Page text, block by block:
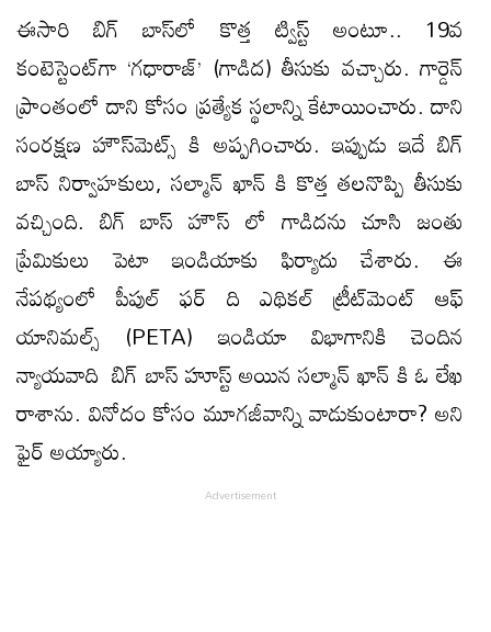
ఈసారి బిగ్ బాస్‌లో కొత్త ట్విస్ట్ అంటూ.. 19వ
కంటెస్టెంట్‌గా ‘గధారాజ్’ (గాడిద) తీసుకు వచ్చారు. గార్డెన్
ప్రాంతంలో దాని కోసం ప్రత్యేక స్థలాన్ని కేటాయించారు. దాని
సంరక్షణ హౌస్‌మెట్స్ కి అప్పగించారు. ఇప్పుడు ఇదే బిగ్
బాస్ నిర్వాహకులు, సల్మాన్ ఖాన్ కి కొత్త తలనొప్పి తీసుకు
వచ్చింది. బిగ్ బాస్ హౌస్ లో గాడిదను చూసి జంతు
ప్రేమికులు పెటా ఇండియాకు ఫిర్యాదు చేశారు. ఈ
నేపథ్యంలో పీపుల్ ఫర్ ది ఎథికల్ ట్రీట్‌మెంట్ ఆఫ్
యానిమల్స్ (PETA) ఇండియా విభాగానికి చెందిన
న్యాయవాది బిగ్ బాస్ హూస్ట్ అయిన సల్మాన్ ఖాన్ కి ఓ లేఖ
రాశాను. వినోదం కోసం మూగజీవాన్ని వాడుకుంటారా? అని
ఫైర్ అయ్యారు.